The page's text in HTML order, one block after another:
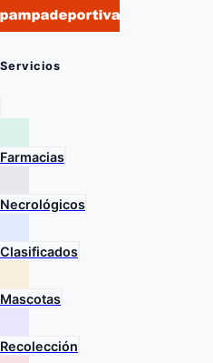
Servicios
Farmacias
Necrológicos
Clasificados
Mascotas
Recolección